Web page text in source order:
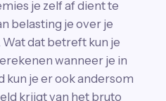
je zelf af dient te
belasting je over je
dat betreft kun je
wanneer je in
kun je er ook andersom
krijgt van het bruto